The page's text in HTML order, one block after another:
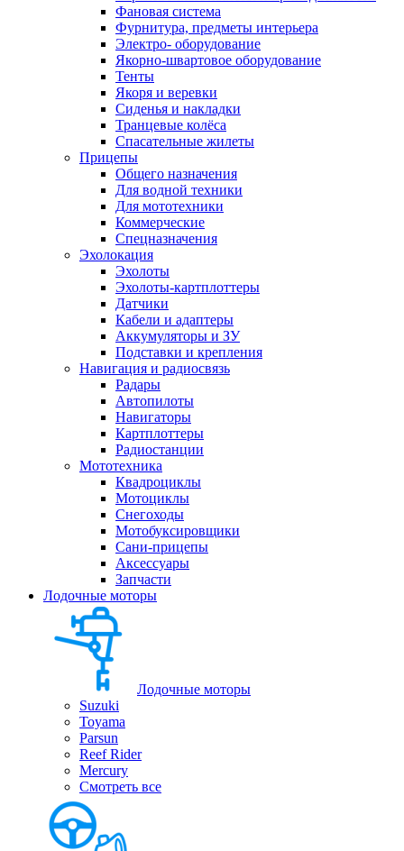
Фановая система
Фурнитура, предметы интерьера
Электро- оборудование
Якорно-швартовое оборудование
Тенты
Якоря и веревки
Сиденья и накладки
Транцевые колёса
Спасательные жилеты
Прицепы
Общего назначения
Для водной техники
Для мототехники
Коммерческие
Спецназначения
Эхолокация
Эхолоты
Эхолоты-картплоттеры
Датчики
Кабели и адаптеры
Аккумуляторы и ЗУ
Подставки и крепления
Навигация и радиосвязь
Радары
Автопилоты
Навигаторы
Картплоттеры
Радиостанции
Мототехника
Квадроциклы
Мотоциклы
Снегоходы
Мотобуксировщики
Сани-прицепы
Аксессуары
Запчасти
Лодочные моторы
Лодочные моторы
Suzuki
Toyama
Parsun
Reef Rider
Mercury
Смотреть все